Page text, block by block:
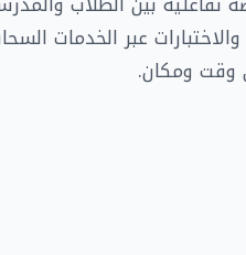
عبر الخدمات
ومكان.